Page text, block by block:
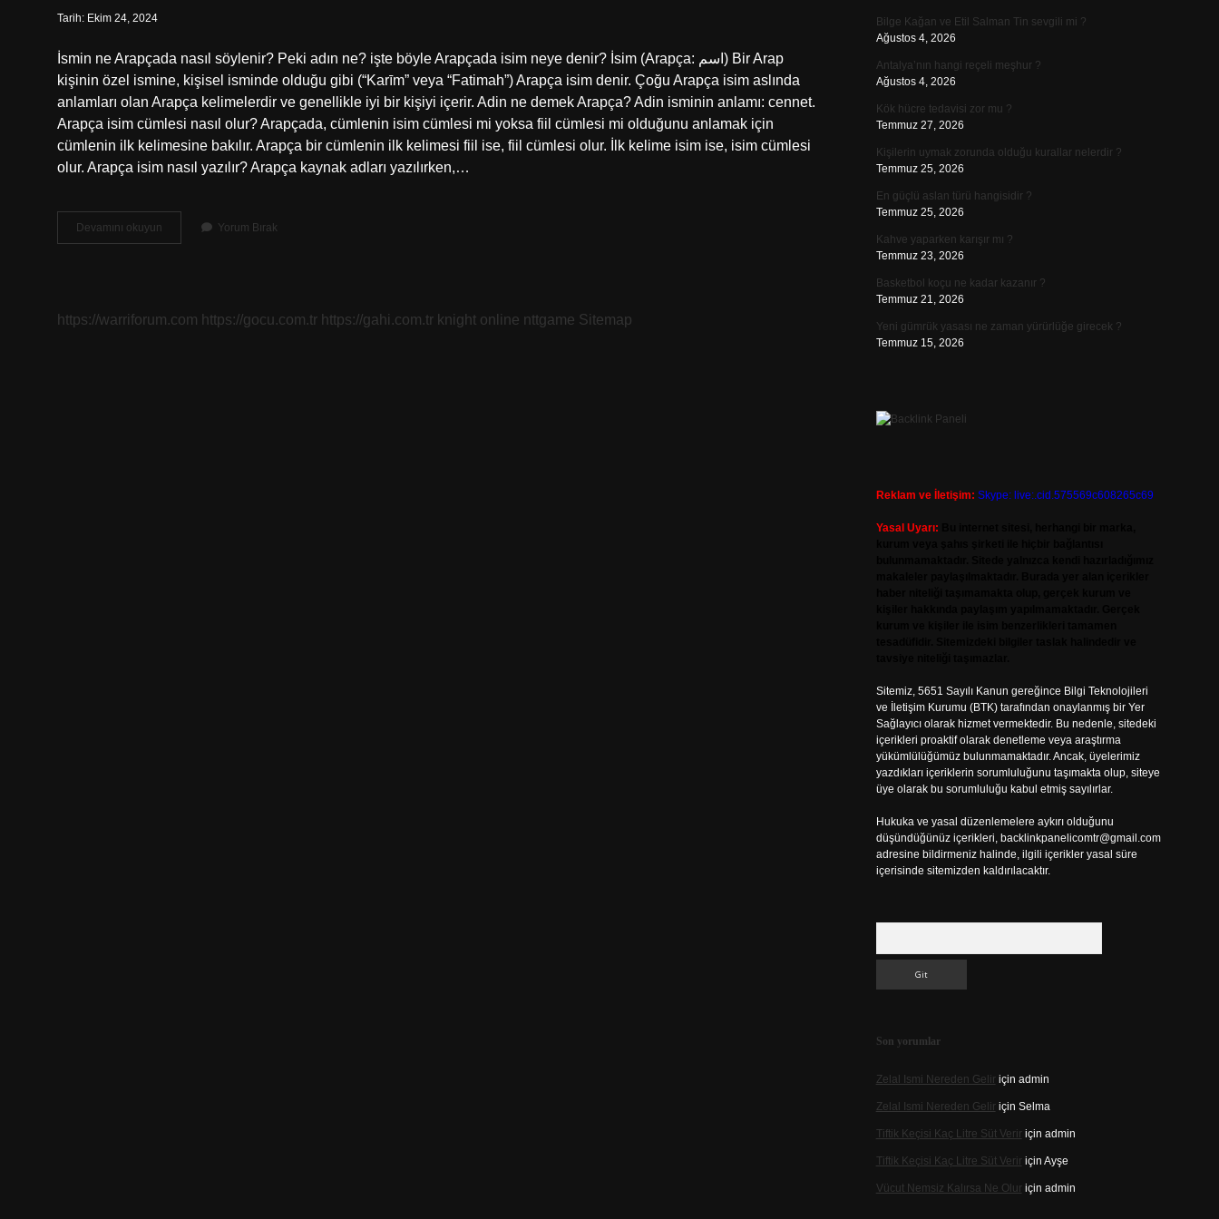
Tarih: Ekim 24, 2024
İsmin ne Arapçada nasıl söylenir? Peki adın ne? işte böyle Arapçada isim neye denir? İsim (Arapça: اسم) Bir Arap
kişinin özel ismine, kişisel isminde olduğu gibi (“Karīm” veya “Fatimah”) Arapça isim denir. Çoğu Arapça isim aslında
anlamları olan Arapça kelimelerdir ve genellikle iyi bir kişiyi içerir. Adin ne demek Arapça? Adin isminin anlamı: cennet.
Arapça isim cümlesi nasıl olur? Arapçada, cümlenin isim cümlesi mi yoksa fiil cümlesi mi olduğunu anlamak için
cümlenin ilk kelimesine bakılır. Arapça bir cümlenin ilk kelimesi fiil ise, fiil cümlesi olur. İlk kelime isim ise, isim cümlesi
olur. Arapça isim nasıl yazılır? Arapça kaynak adları yazılırken,…
Devamını okuyun
Adın
Yorum Bırak
https://warriforum.com https://gocu.com.tr https://gahi.com.tr knight online nttgame Sitemap
Bilge Kağan ve Etil Salman Tin sevgili mi ?
Ağustos 4, 2026
Antalya’nın hangi reçeli meşhur ?
Ağustos 4, 2026
Kök hücre tedavisi zor mu ?
Temmuz 27, 2026
Kişilerin uymak zorunda olduğu kurallar nelerdir ?
Temmuz 25, 2026
En güçlü aslan türü hangisidir ?
Temmuz 25, 2026
Kahve yaparken karışır mı ?
Temmuz 23, 2026
Basketbol koçu ne kadar kazanır ?
Temmuz 21, 2026
Yeni gümrük yasası ne zaman yürürlüğe girecek ?
Temmuz 15, 2026
Reklam ve İletişim: Skype: live:.cid.575569c608265c69
Yasal Uyarı:
Sitemiz, 5651 Sayılı Kanun gereğince Bilgi Teknolojileri
ve İletişim Kurumu (BTK) tarafından onaylanmış bir Yer
Sağlayıcı olarak hizmet vermektedir. Bu nedenle, sitedeki
içerikleri proaktif olarak denetleme veya araştırma
yükümlülüğümüz bulunmamaktadır. Ancak, üyelerimiz
yazdıkları içeriklerin sorumluluğunu taşımakta olup, siteye
üye olarak bu sorumluluğu kabul etmiş sayılırlar.
Hukuka ve yasal düzenlemelere aykırı olduğunu
düşündüğünüz içerikleri, backlinkpanelicomtr@gmail.com
adresine bildirmeniz halinde, ilgili içerikler yasal süre
içerisinde sitemizden kaldırılacaktır.
Son yorumlar
Zelal Ismi Nereden Geliriçin admin
Zelal Ismi Nereden Geliriçin Selma
Tiftik Keçisi Kaç Litre Süt Veririçin admin
Tiftik Keçisi Kaç Litre Süt Veririçin Ayşe
Vücut Nemsiz Kalırsa Ne Oluriçin admin